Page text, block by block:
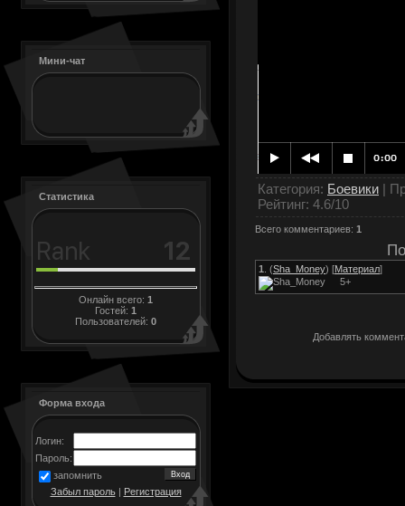
Мини-чат
Статистика
Онлайн всего: 1
Гостей: 1
Пользователей: 0
Форма входа
Логин:
Пароль:
запомнить
Забыл пароль| Регистрация
Категория: Боевики |
Рейтинг: 4.6/10
Всего комментариев: 1
1 (Sha_Money) [Материал]
5+
Добавлять